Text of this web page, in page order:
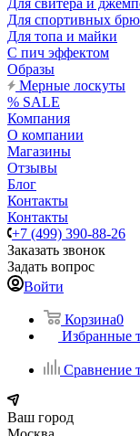
Для свитера и
Для спортивных
Для топа и майки
С пич эффектом
Образы
Мерные лоскуты
% SALE
Компания
О компании
Магазины
Отзывы
Блог
Контакты
Контакты
+7 (499) 390-88-26
Заказать звонок
Задать вопрос
Войти
Корзина0
Избранные
Сравнение
Ваш город